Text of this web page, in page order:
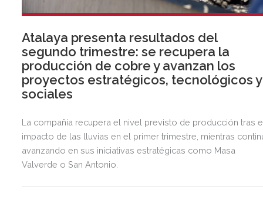
Atalaya presenta resultados del
segundo trimestre: se recupera la
producción de cobre y avanzan los
proyectos estratégicos, tecnológicos y
sociales
La compañía recupera el nivel previsto de producción tras
impacto de las lluvias en el primer trimestre, mientras
avanzando en sus iniciativas estratégicas como Masa
Valverde o San Antonio.